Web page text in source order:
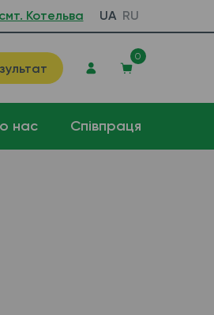
смт. Котельва UA RU
0
нас Співпраця